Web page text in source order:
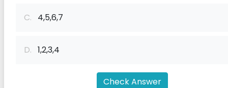
C. 4,5,6,7
D. 1,2,3,4
Check Answer